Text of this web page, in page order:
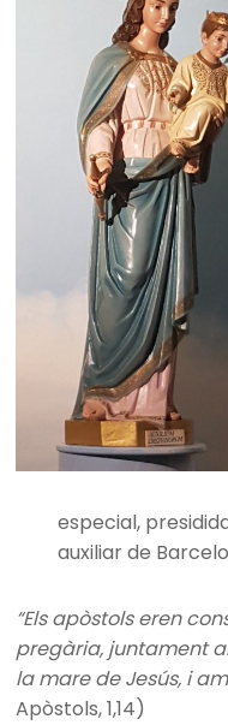
especial,
auxiliar de
“Els apòstols eren
pregària, juntament
la mare de Jesús, i
Apòstols, 1,14)